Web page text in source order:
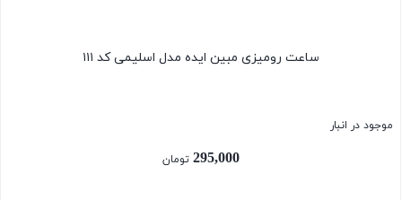
ساعت رومیزی مبین ایده مدل اسلیمی کد ۱۱۱
موجود در انبار
295,000 تومان